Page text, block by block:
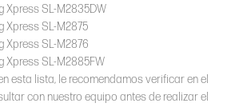
SL-M2835DW
SL-M2875
SL-M2876
SL-M2885FW
esta lista, le recomendamos verificar en el
con nuestro equipo antes de realizar el